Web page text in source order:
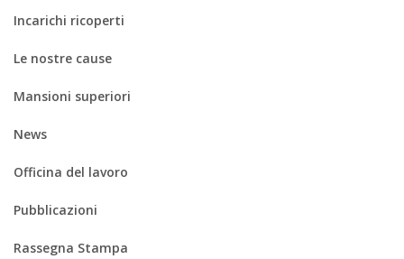
Incarichi ricoperti
Le nostre cause
Mansioni superiori
News
Officina del lavoro
Pubblicazioni
Rassegna Stampa